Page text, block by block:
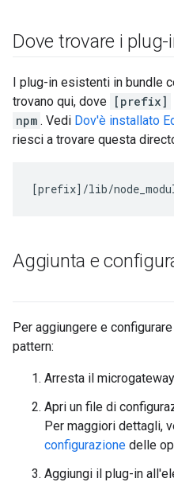
Dove trovare i
I plug-in esistenti in bundle
trovano qui, dove [prefix]
npm . Vedi Dov'è installato
riesci a trovare questa
[prefix]/lib/
Aggiunta e
Per aggiungere e
pattern:
Arresta il
Apri un file di
Per maggiori dettagli,
configurazione delle
Aggiungi il plug-in